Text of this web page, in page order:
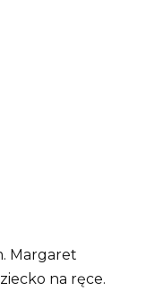
Margaret
na ręce.